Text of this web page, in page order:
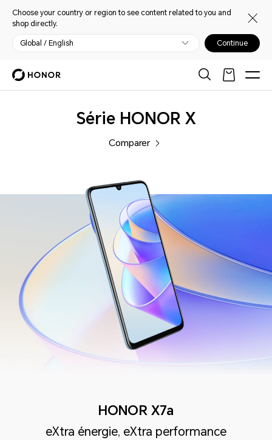
Choose your country or region to see content related to you and
shop directly.
Global / English Continue
PhonesSérie HONOR X
Comparer
HONOR X7a
eXtra énergie, eXtra performance